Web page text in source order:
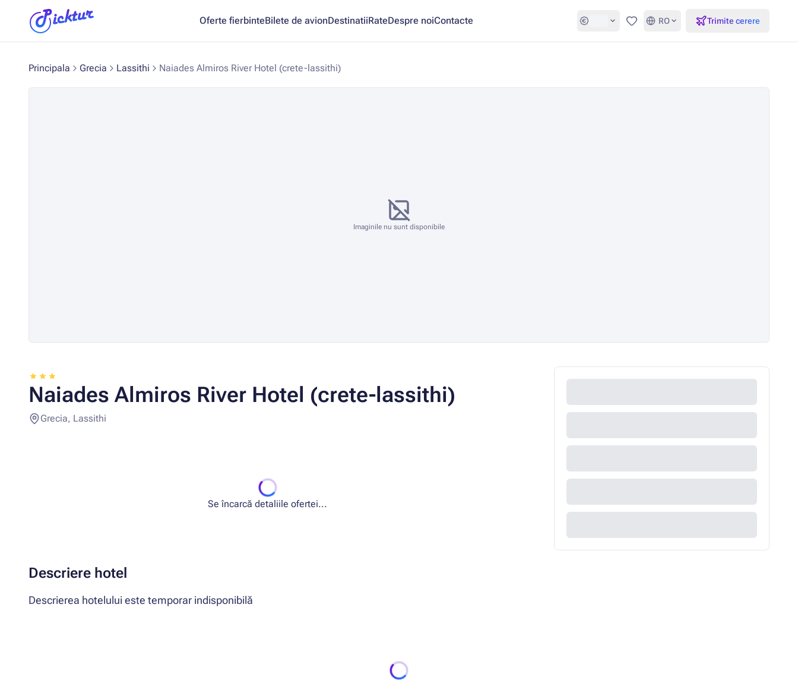
Oferte fierbinteBilete de avionDestinatiiRateDespre noiContacte Favorite
RO Trimite cerere
Principala Grecia Lassithi Naiades Almiros River Hotel (crete-lassithi)
Imaginile nu sunt disponibile
Naiades Almiros River Hotel (crete-lassithi)
Grecia, Lassithi
Se încarcă detaliile ofertei...
Descriere hotel
Descrierea hotelului este temporar indisponibilă